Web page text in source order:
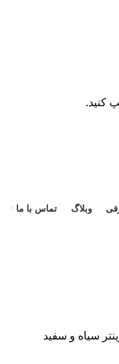
وبلاگ تماس با ما
سیاه و سفید
کنید.